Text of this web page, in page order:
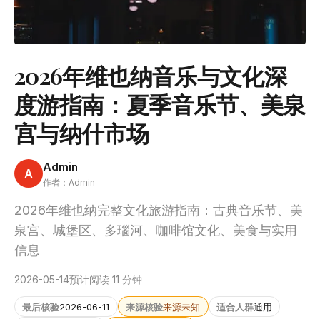
2026年维也纳音乐与文化深
度游指南：夏季音乐节、美泉
宫与纳什市场
A Admin
作者：Admin
2026年维也纳完整文化旅游指南：古典音乐节、美
泉宫、城堡区、多瑙河、咖啡馆文化、美食与实用
信息
2026-05-14预计阅读 11 分钟
最后核验2026-06-11 来源核验来源未知 适合人群通用